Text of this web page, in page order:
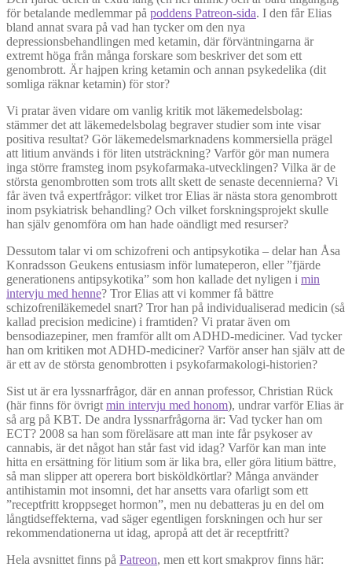
för betalande medlemmar på poddens Patreon-sida. I den får Elias
bland annat svara på vad han tycker om den nya
depressionsbehandlingen med ketamin, där förväntningarna är
extremt höga från många forskare som beskriver det som ett
genombrott. Är hajpen kring ketamin och annan psykedelika (dit
somliga räknar ketamin) för stor?
Vi pratar även vidare om vanlig kritik mot läkemedelsbolag:
stämmer det att läkemedelsbolag begraver studier som inte visar
positiva resultat? Gör läkemedelsmarknadens kommersiella prägel
att litium används i för liten utsträckning? Varför gör man numera
inga större framsteg inom psykofarmaka-utvecklingen? Vilka är de
största genombrotten som trots allt skett de senaste decennierna? Vi
får även två expertfrågor: vilket tror Elias är nästa stora genombrott
inom psykiatrisk behandling? Och vilket forskningsprojekt skulle
han själv genomföra om han hade oändligt med resurser?
Dessutom talar vi om schizofreni och antipsykotika – delar han Åsa
Konradsson Geukens entusiasm inför lumateperon, eller ”fjärde
generationens antipsykotika” som hon kallade det nyligen i min
intervju med henne? Tror Elias att vi kommer få bättre
schizofreniläkemedel snart? Tror han på individualiserad medicin (så
kallad precision medicine) i framtiden? Vi pratar även om
bensodiazepiner, men framför allt om ADHD-mediciner. Vad tycker
han om kritiken mot ADHD-mediciner? Varför anser han själv att de
är ett av de största genombrotten i psykofarmakologi-historien?
Sist ut är era lyssnarfrågor, där en annan professor, Christian Rück
(här finns för övrigt min intervju med honom), undrar varför Elias är
så arg på KBT. De andra lyssnarfrågorna är: Vad tycker han om
ECT? 2008 sa han som föreläsare att man inte får psykoser av
cannabis, är det något han står fast vid idag? Varför kan man inte
hitta en ersättning för litium som är lika bra, eller göra litium bättre,
så man slipper att operera bort bisköldkörtlar? Många använder
antihistamin mot insomni, det har ansetts vara ofarligt som ett
”receptfritt kroppseget hormon”, men nu debatteras ju en del om
långtidseffekterna, vad säger egentligen forskningen och hur ser
rekommendationerna ut idag, apropå att det är receptfritt?
Hela avsnittet finns på Patreon, men ett kort smakprov finns här: